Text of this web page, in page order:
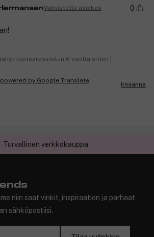
Vahvistettu asiakas 0
tuotearvostelun 6 vuotta sitten |
Ilmianna
Turvallinen verkkokauppa
niin saat vinkit, inspiraation ja parhaat
sähköpostiisi.